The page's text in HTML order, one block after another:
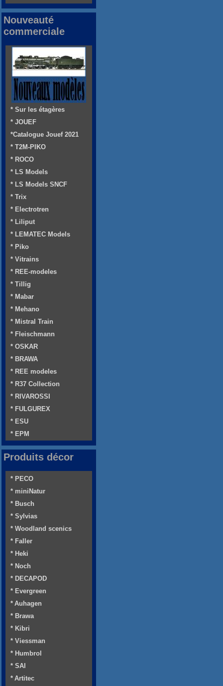
Nouveauté
commerciale
* Sur les étagères
* JOUEF
*Catalogue Jouef 2021
* T2M-PIKO
* ROCO
* LS Models
* LS Models SNCF
* Trix
* Electrotren
* Liliput
* LEMATEC Models
* Piko
* Vitrains
* REE-modeles
* Tillig
* Mabar
* Mehano
* Mistral Train
* Fleischmann
* OSKAR
* BRAWA
* REE modeles
* R37 Collection
* RIVAROSSI
* FULGUREX
* ESU
* EPM
Produits décor
* PECO
* miniNatur
* Busch
* Sylvias
* Woodland scenics
* Faller
* Heki
* Noch
* DECAPOD
* Evergreen
* Auhagen
* Brawa
* Kibri
* Viessman
* Humbrol
* SAI
* Artitec